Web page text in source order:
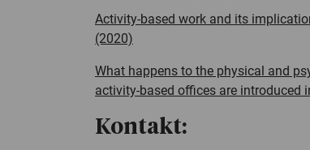
Activity-based work and its
(2020)
What happens to the physical and
activity-based offices are introduced
Kontakt: